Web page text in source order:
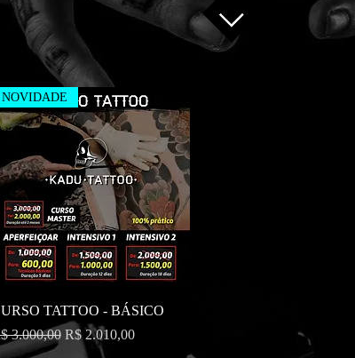
Visualização rápida
NOVIDADE
TATTOO - BÁSICO
normal
3.000,00 Preço promocional
R$ 2.010,00